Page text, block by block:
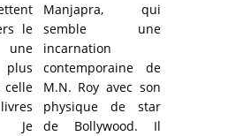
le
une
Je
Manjapra, qui
semble une
incarnation
contemporaine de
M.N. Roy avec son
physique de star
de Bollywood. Il